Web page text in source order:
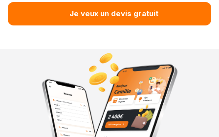
Je veux un devis gratuit